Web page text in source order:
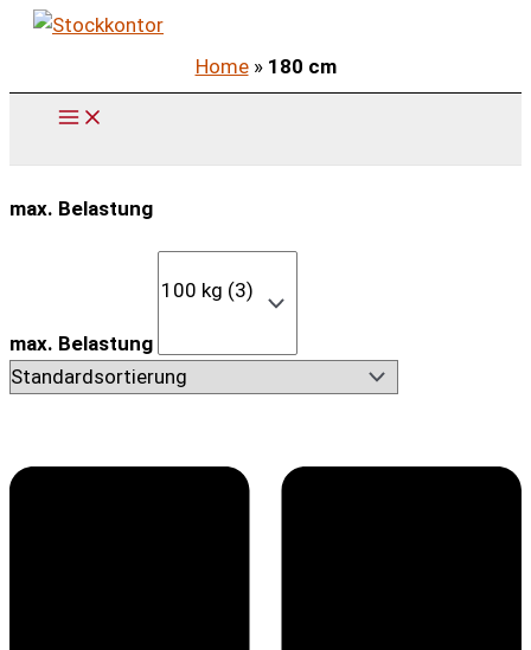
Zum
springen
Home» 180 cm
max. Belastung
max. Belastung